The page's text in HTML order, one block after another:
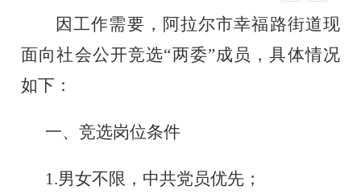
因工作需要， 阿拉尔市幸福路街道现
面向社会公开竞选“两委”成员 ，具体情况
如下：
一、竞选岗位条件
1 .男女不限 ，中共党员优先 ；